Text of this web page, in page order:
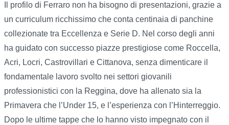
Il profilo di Ferraro non ha bisogno di presentazioni, grazie a
un curriculum ricchissimo che conta centinaia di panchine
collezionate tra Eccellenza e Serie D. Nel corso degli anni
ha guidato con successo piazze prestigiose come Roccella,
Acri, Locri, Castrovillari e Cittanova, senza dimenticare il
fondamentale lavoro svolto nei settori giovanili
professionistici con la Reggina, dove ha allenato sia la
Primavera che l’Under 15, e l’esperienza con l’Hinterreggio.
Dopo le ultime tappe che lo hanno visto impegnato con il